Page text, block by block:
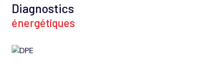
Diagnostics
énergétiques